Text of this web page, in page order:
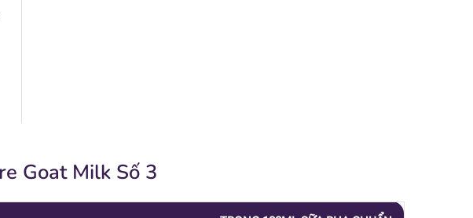
Goat Milk Số 3